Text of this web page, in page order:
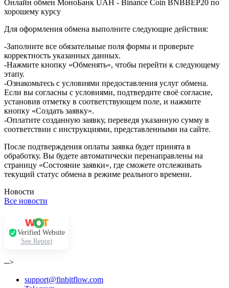
Онлайн обмен МоноБанк UAH - Binance Coin BNBBEP20 по
хорошему курсу
Для оформления обмена выполните следующие действия:
-Заполните все обязательные поля формы и проверьте
корректность указанных данных.
-Нажмите кнопку «Обменять», чтобы перейти к следующему
этапу.
-Ознакомьтесь с условиями предоставления услуг обмена.
Если вы согласны с условиями, подтвердите своё согласие,
установив отметку в соответствующем поле, и нажмите
кнопку «Создать заявку».
-Оплатите созданную заявку, переведя указанную сумму в
соответствии с инструкциями, представленными на сайте.
После подтверждения оплаты заявка будет принята в
обработку. Вы будете автоматически перенаправлены на
страницу «Состояние заявки», где сможете отслеживать
текущий статус обмена в режиме реального времени.
Новости
Все новости
Verified Website
See Report
-->
support@finbitflow.com